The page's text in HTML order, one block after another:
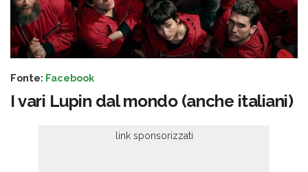
Fonte: Facebook
I vari Lupin dal mondo (anche italiani)